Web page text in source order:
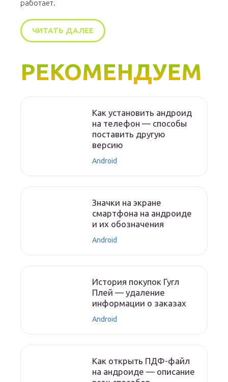
работает.
ЧИТАТЬ ДАЛЕЕ
РЕКОМЕНДУЕМ
Как установить андроид
на телефон — способы
поставить другую
версию
Android
Значки на экране
смартфона на андроиде
и их обозначения
Android
История покупок Гугл
Плей — удаление
информации о заказах
Android
Как открыть ПДФ-файл
на андроиде — описание